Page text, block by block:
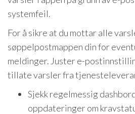
systemfeil.
For å sikre at du mottar alle
søppelpostmappen din for
meldinger. Juster e-
tillate varsler fra
Sjekk regelmessig
oppdateringer om